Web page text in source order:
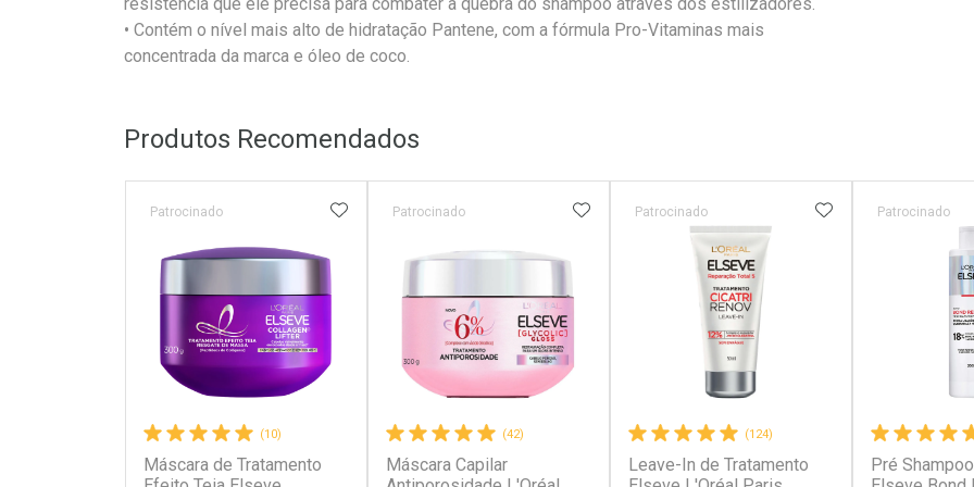
• Contém o nível mais alto de hidratação Pantene, com a fórmula Pro-Vitaminas mais
concentrada da marca e óleo de coco.
Produtos Recomendados
(10)
Máscara de Tratamento
Patrocinado ADICIONAR AOS FAVORITOS
(42)
Máscara Capilar
Patrocinado ADICIONAR AOS FAVORITOS
(124)
Leave-In de Tratamento
Patrocinado ADICIONAR AOS
Pré
Patrocinado